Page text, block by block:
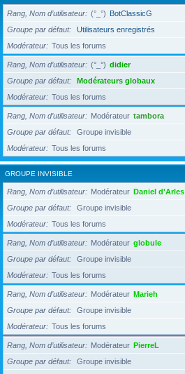
Rang, Nom d’utilisateur (°_°) BotClassicG
Groupe par défaut
Utilisateurs enregistrés
Modérateur
Tous les forums
Rang, Nom d’utilisateur (°_°) didier
Groupe par défaut
Modérateurs globaux
Modérateur
Tous les forums
Rang, Nom d’utilisateur Modérateur tambora
Groupe par défaut
Groupe invisible
Modérateur
Tous les forums
GROUPE INVISIBLE
Rang, Nom d’utilisateur Modérateur Daniel d'Arles
Groupe par défaut
Groupe invisible
Modérateur
Tous les forums
Rang, Nom d’utilisateur Modérateur globule
Groupe par défaut
Groupe invisible
Modérateur
Tous les forums
Rang, Nom d’utilisateur Modérateur Marieh
Groupe par défaut
Groupe invisible
Modérateur
Tous les forums
Rang, Nom d’utilisateur Modérateur PierreL
Groupe par défaut
Groupe invisible